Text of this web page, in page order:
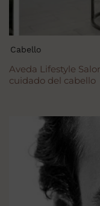
Aveda Lifestyle
cuidado del cabello
Cabello